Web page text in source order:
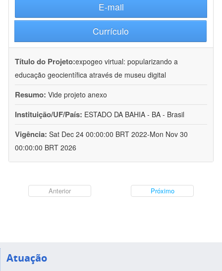
E-mail
Currículo
Título do Projeto:expogeo virtual: popularizando a
educação geocientífica através de museu digital
Resumo: Vide projeto anexo
Instituição/UF/País: ESTADO DA BAHIA - BA - Brasil
Vigência: Sat Dec 24 00:00:00 BRT 2022-Mon Nov 30
00:00:00 BRT 2026
Anterior Próximo
Atuação